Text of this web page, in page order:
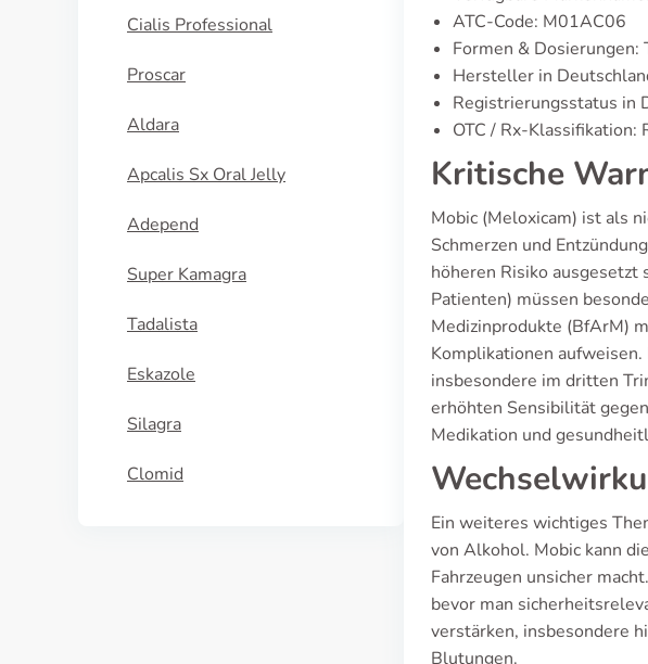
Cialis Professional
Proscar
Aldara
Apcalis Sx Oral Jelly
Adepend
Super Kamagra
Tadalista
Eskazole
Silagra
Clomid
ATC-Code: M01AC06
Formen &
Hersteller in
Registrierungsstatus in
OTC / Rx-Klassifikation:
Kritische
Mobic (Meloxicam) ist als
Schmerzen und
höheren Risiko
Patienten) müssen
Medizinprodukte (BfArM)
Komplikationen aufweisen.
insbesondere im dritten
erhöhten Sensibilität
Medikation und
Ein weiteres wichtiges
von Alkohol. Mobic kann
Fahrzeugen unsicher
bevor man
verstärken, insbesondere
Blutungen.